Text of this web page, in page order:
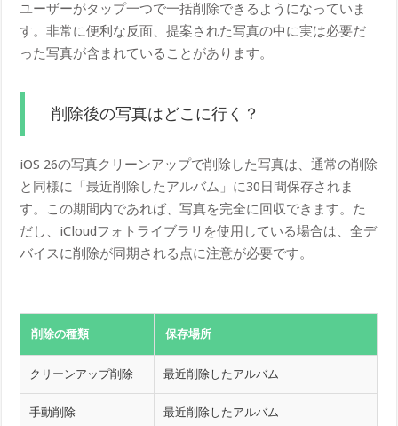
ユーザーがタップ一つで一括削除できるようになっていま
す。非常に便利な反面、提案された写真の中に実は必要だ
った写真が含まれていることがあります。
削除後の写真はどこに行く？
iOS 26の写真クリーンアップで削除した写真は、通常の削除
と同様に「最近削除したアルバム」に30日間保存されま
す。この期間内であれば、写真を完全に回収できます。た
だし、iCloudフォトライブラリを使用している場合は、全デ
バイスに削除が同期される点に注意が必要です。
削除の種類 保存場所
クリーンアップ削除 最近削除したアルバム
手動削除 最近削除したアルバム